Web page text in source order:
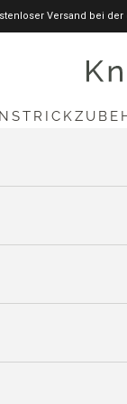
Versand bei der